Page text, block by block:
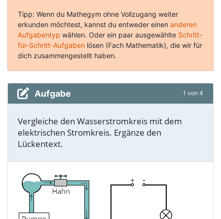
Tipp: Wenn du Mathegym ohne Vollzugang weiter
erkunden möchtest, kannst du entweder einen anderen
Aufgabentyp wählen. Oder ein paar ausgewählte Schritt-
für-Schritt-Aufgaben lösen (Fach Mathematik), die wir für
dich zusammengestellt haben.
Aufgabe 1 von 4
Vergleiche den Wasserstromkreis mit dem
elektrischen Stromkreis. Ergänze den
Lückentext.